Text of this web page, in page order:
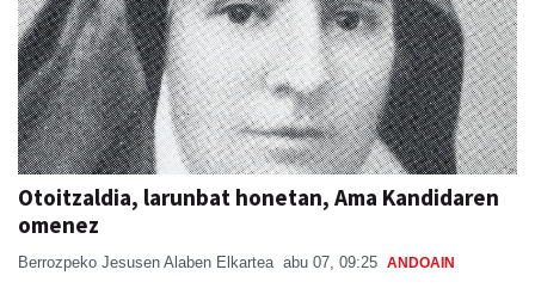
Otoitzaldia, larunbat honetan, Ama Kandidaren
omenez
Berrozpeko Jesusen Alaben Elkartea abu 07, 09:25 ANDOAIN